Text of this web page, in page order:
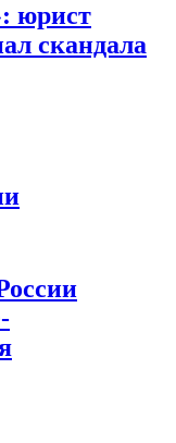
юрист
скандала